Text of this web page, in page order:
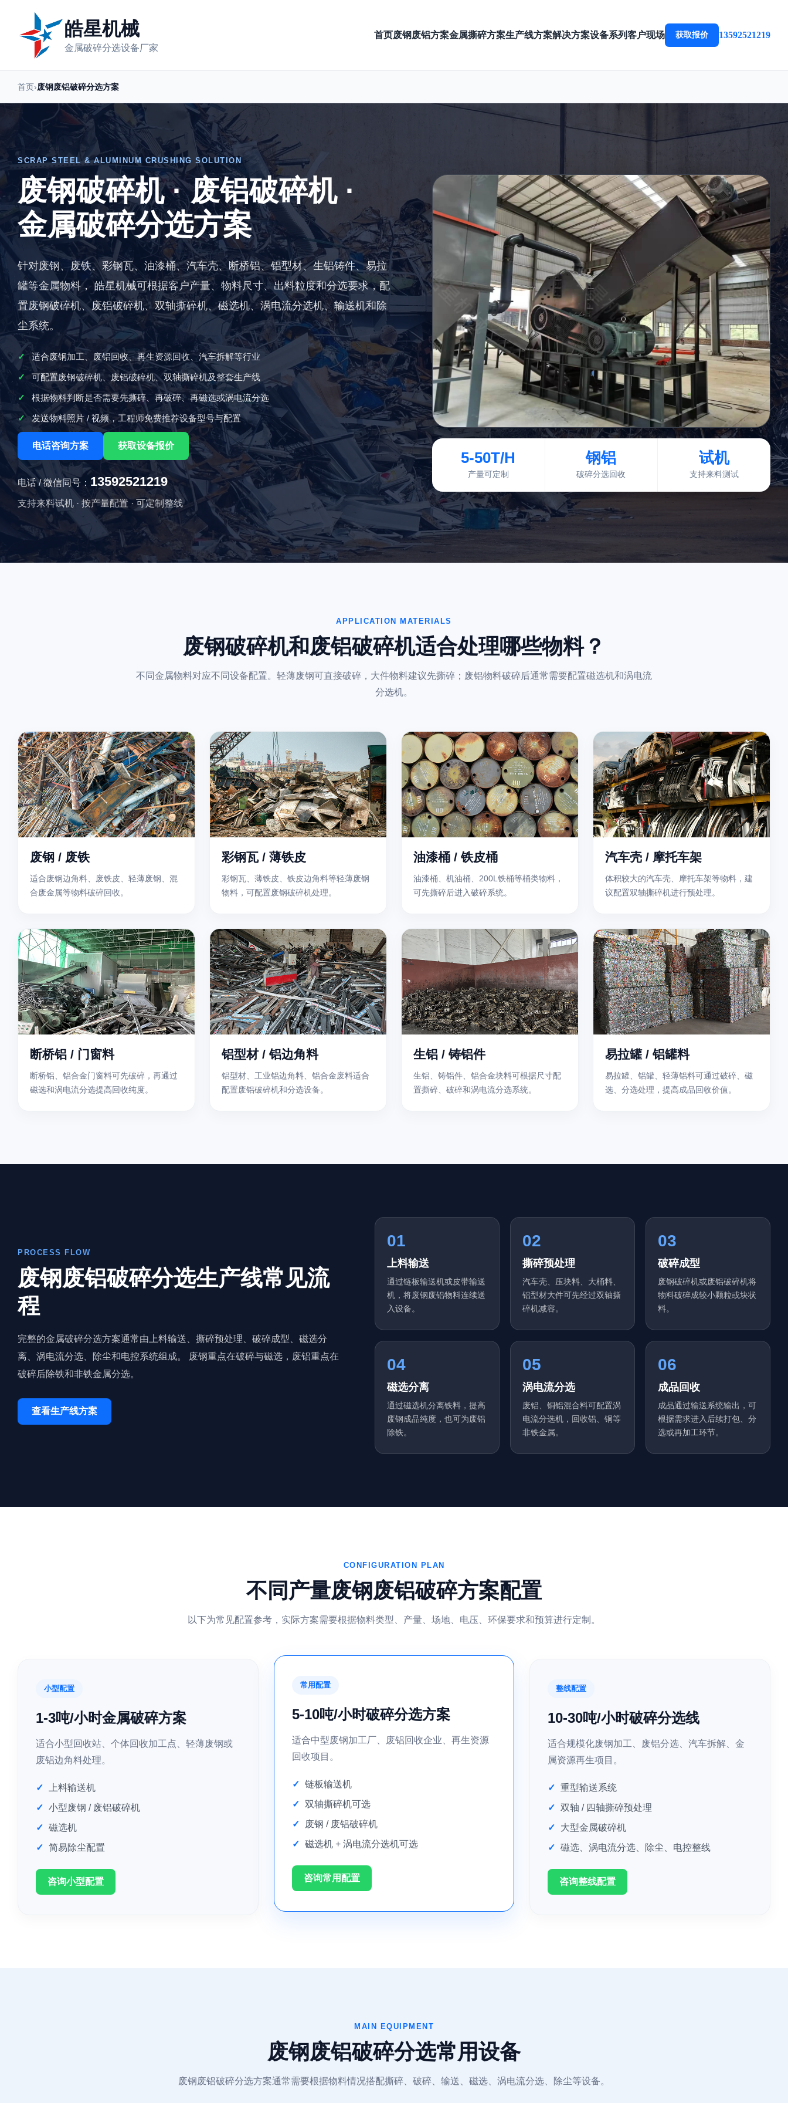
皓星机械
金属破碎分选设备厂家
首页废钢废铝方案金属撕碎方案生产线方案解决方案设备系列客户现场 获取报价 13592521219
首页›废钢废铝破碎分选方案
SCRAP STEEL & ALUMINUM CRUSHING SOLUTION
废钢破碎机 · 废铝破碎机 ·
金属破碎分选方案
针对废钢、废铁、彩钢瓦、油漆桶、汽车壳、断桥铝、铝型材、生铝铸件、易拉
罐等金属物料， 皓星机械可根据客户产量、物料尺寸、出料粒度和分选要求，配
置废钢破碎机、废铝破碎机、双轴撕碎机、磁选机、涡电流分选机、输送机和除
尘系统。
适合废钢加工、废铝回收、再生资源回收、汽车拆解等行业
可配置废钢破碎机、废铝破碎机、双轴撕碎机及整套生产线
根据物料判断是否需要先撕碎、再破碎、再磁选或涡电流分选
发送物料照片 / 视频，工程师免费推荐设备型号与配置
电话咨询方案 获取设备报价
电话 / 微信同号： 13592521219
支持来料试机 · 按产量配置 · 可定制整线
5-50T/H
产量可定制
钢铝
破碎分选回收
试机
支持来料测试
APPLICATION MATERIALS
废钢破碎机和废铝破碎机适合处理哪些物料？
不同金属物料对应不同设备配置。轻薄废钢可直接破碎，大件物料建议先撕碎；废铝物料破碎后通常需要配置磁选机和涡电流
分选机。
废钢 / 废铁
适合废钢边角料、废铁皮、轻薄废钢、混
合废金属等物料破碎回收。
彩钢瓦 / 薄铁皮
彩钢瓦、薄铁皮、铁皮边角料等轻薄废钢
物料，可配置废钢破碎机处理。
油漆桶 / 铁皮桶
油漆桶、机油桶、200L铁桶等桶类物料，
可先撕碎后进入破碎系统。
汽车壳 / 摩托车架
体积较大的汽车壳、摩托车架等物料，建
议配置双轴撕碎机进行预处理。
断桥铝 / 门窗料
断桥铝、铝合金门窗料可先破碎，再通过
磁选和涡电流分选提高回收纯度。
铝型材 / 铝边角料
铝型材、工业铝边角料、铝合金废料适合
配置废铝破碎机和分选设备。
生铝 / 铸铝件
生铝、铸铝件、铝合金块料可根据尺寸配
置撕碎、破碎和涡电流分选系统。
易拉罐 / 铝罐料
易拉罐、铝罐、轻薄铝料可通过破碎、磁
选、分选处理，提高成品回收价值。
PROCESS FLOW
废钢废铝破碎分选生产线常见流
程
完整的金属破碎分选方案通常由上料输送、撕碎预处理、破碎成型、磁选分
离、涡电流分选、除尘和电控系统组成。 废钢重点在破碎与磁选，废铝重点在
破碎后除铁和非铁金属分选。
查看生产线方案
01
上料输送
通过链板输送机或皮带输送
机，将废钢废铝物料连续送
入设备。
02
撕碎预处理
汽车壳、压块料、大桶料、
铝型材大件可先经过双轴撕
碎机减容。
03
破碎成型
废钢破碎机或废铝破碎机将
物料破碎成较小颗粒或块状
料。
04
磁选分离
通过磁选机分离铁料，提高
废钢成品纯度，也可为废铝
除铁。
05
涡电流分选
废铝、铜铝混合料可配置涡
电流分选机，回收铝、铜等
非铁金属。
06
成品回收
成品通过输送系统输出，可
根据需求进入后续打包、分
选或再加工环节。
CONFIGURATION PLAN
不同产量废钢废铝破碎方案配置
以下为常见配置参考，实际方案需要根据物料类型、产量、场地、电压、环保要求和预算进行定制。
小型配置
1-3吨/小时金属破碎方案
适合小型回收站、个体回收加工点、轻薄废钢或
废铝边角料处理。
上料输送机
小型废钢 / 废铝破碎机
磁选机
简易除尘配置
咨询小型配置
常用配置
5-10吨/小时破碎分选方案
适合中型废钢加工厂、废铝回收企业、再生资源
回收项目。
链板输送机
双轴撕碎机可选
废钢 / 废铝破碎机
磁选机 + 涡电流分选机可选
咨询常用配置
整线配置
10-30吨/小时破碎分选线
适合规模化废钢加工、废铝分选、汽车拆解、金
属资源再生项目。
重型输送系统
双轴 / 四轴撕碎预处理
大型金属破碎机
磁选、涡电流分选、除尘、电控整线
咨询整线配置
MAIN EQUIPMENT
废钢废铝破碎分选常用设备
废钢废铝破碎分选方案通常需要根据物料情况搭配撕碎、破碎、输送、磁选、涡电流分选、除尘等设备。